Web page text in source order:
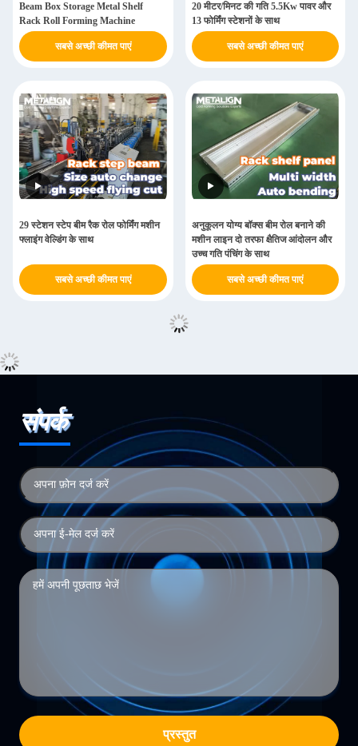
Beam Box Storage Metal Shelf
Rack Roll Forming Machine
सबसे अच्छी कीमत पाएं
20 मीटर/मिनट की गति 5.5Kw पावर और
13 फोर्मिंग स्टेशनों के साथ
सबसे अच्छी कीमत पाएं
29 स्टेशन स्टेप बीम रैक रोल फोर्मिंग मशीन
फ्लाइंग वेल्डिंग के साथ
सबसे अच्छी कीमत पाएं
अनुकूलन योग्य बॉक्स बीम रोल बनाने की
मशीन लाइन दो तरफा क्षैतिज आंदोलन और
उच्च गति पंचिंग के साथ
सबसे अच्छी कीमत पाएं
संपर्क
प्रस्तुत